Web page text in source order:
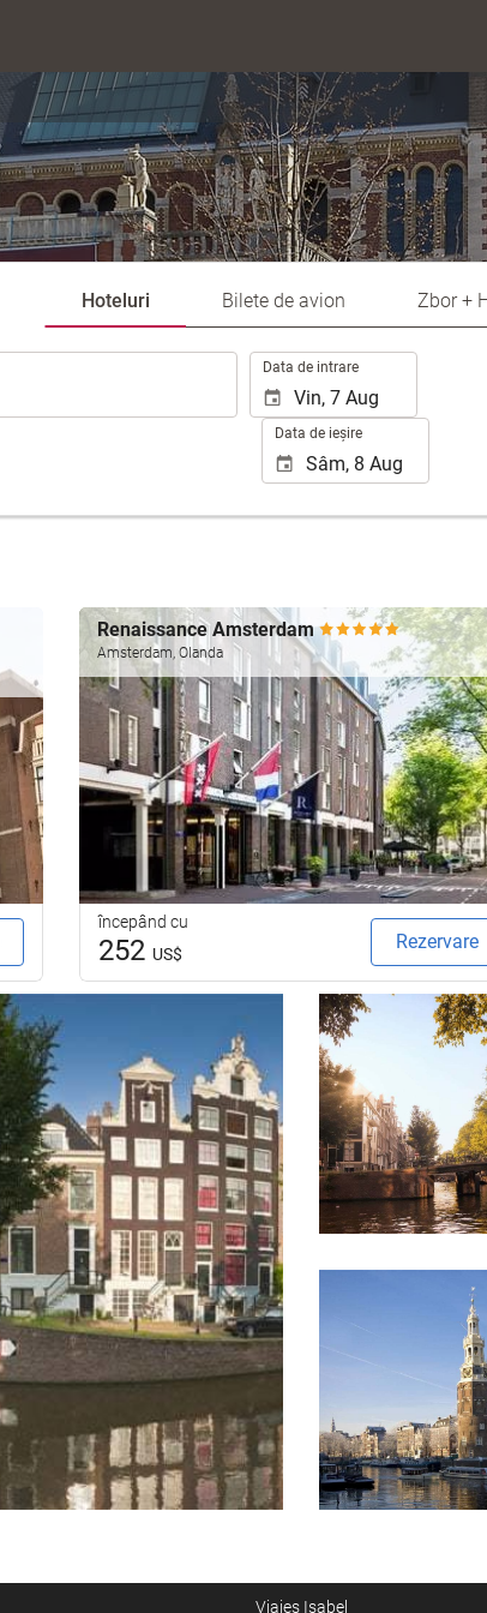
Hoteluri Bilete de avion Zbor +
Data de intrare
Data de ieșire
Renaissance Amsterdam
Amsterdam, Olanda
începând cu
252 US$
Rezervare
Viajes Isabel